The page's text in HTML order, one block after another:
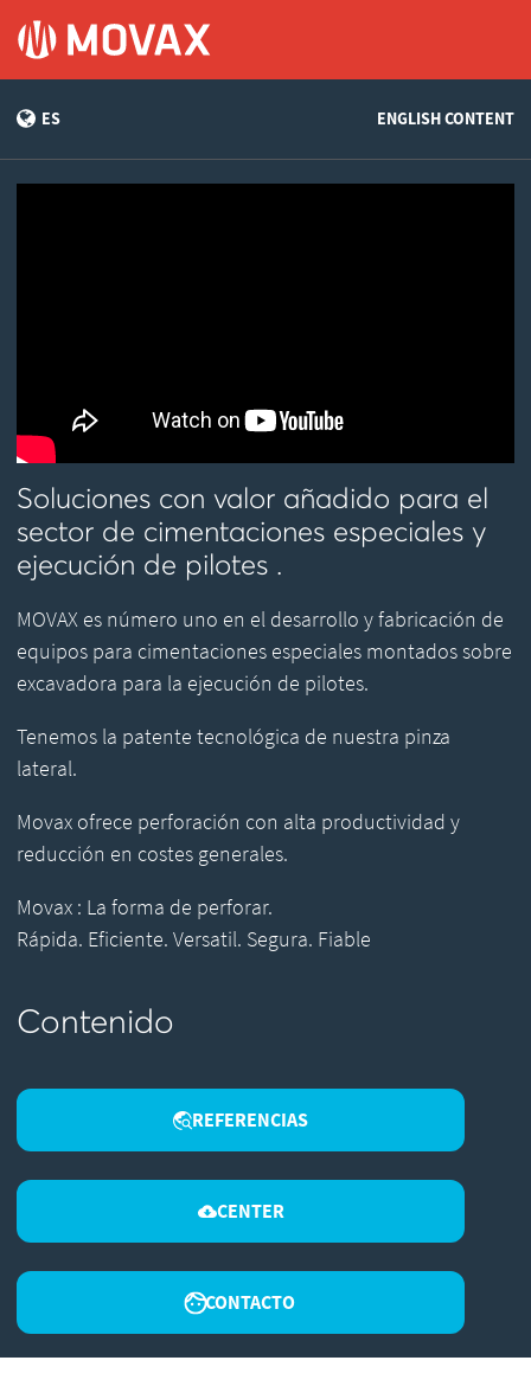
ES ENGLISH CONTENT
Soluciones con valor añadido para el
sector de cimentaciones especiales y
ejecución de pilotes .
MOVAX es número uno en el desarrollo y fabricación de
equipos para cimentaciones especiales montados sobre
excavadora para la ejecución de pilotes.
Tenemos la patente tecnológica de nuestra pinza
lateral.
Movax ofrece perforación con alta productividad y
reducción en costes generales.
Movax : La forma de perforar.
Rápida. Eficiente. Versatil. Segura. Fiable
Contenido
REFERENCIAS
CENTER
CONTACTO